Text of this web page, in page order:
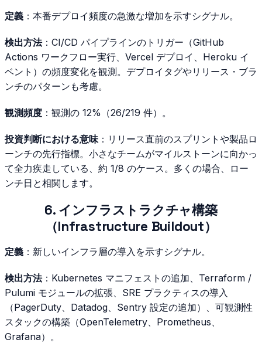
定義 ：本番デプロイ頻度の急激な増加を示すシグナル。
検出方法：CI/CD パイプラインのトリガー（GitHub
Actions ワークフロー実行、Vercel デプロイ、Heroku イ
ベント）の頻度変化を観測。デプロイタグやリリース・ブラ
ンチのパターンも考慮。
観測頻度 ：観測の 12%（26/219 件）。
投資判断における意味：リリース直前のスプリントや製品ロ
ーンチの先行指標。小さなチームがマイルストーンに向かっ
て全力疾走している、約 1/8 のケース。多くの場合、ロー
ンチ日と相関します。
6. インフラストラクチャ構築
（Infrastructure Buildout）
定義 ：新しいインフラ層の導入を示すシグナル。
検出方法：Kubernetes マニフェストの追加、Terraform /
Pulumi モジュールの拡張、SRE プラクティスの導入
（PagerDuty、Datadog、Sentry 設定の追加）、可観測性
スタックの構築（OpenTelemetry、Prometheus、
Grafana）。